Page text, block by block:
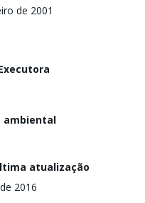
de 2001
ambiental
atualização
2016